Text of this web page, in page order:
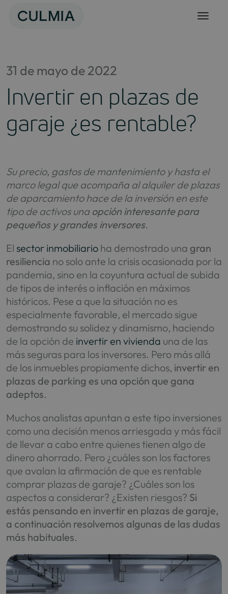
31 de mayo de 2022
Invertir en plazas de
garaje ¿es rentable?
Su precio, gastos de mantenimiento y hasta el
marco legal que acompaña al alquiler de plazas
de aparcamiento hace de la inversión en este
tipo de activos unaopción interesante para
pequeños y grandes inversores.
El sector inmobiliarioha demostrado una gran
resiliencia no solo ante la crisis ocasionada por la
pandemia, sino en la coyuntura actual de subida
de tipos de interés o inflación en máximos
históricos. Pese a que la situación no es
especialmente favorable, el mercado sigue
demostrando su solidez y dinamismo, haciendo
de la opción de invertir en vivienda una de las
más seguras para los inversores. Pero más allá
de los inmuebles propiamente dichos, invertir en
plazas de parking es una opción que gana
adeptos.
Muchos analistas apuntan a este tipo inversiones
como una decisión menos arriesgada y más fácil
de llevar a cabo entre quienes tienen algo de
dinero ahorrado. Pero ¿cuáles son los factores
que avalan la afirmación de que es rentable
comprar plazas de garaje? ¿Cuáles son los
aspectos a considerar? ¿Existen riesgos? Si
estás pensando en invertir en plazas de garaje,
a continuación resolvemos algunas de las dudas
más habituales.